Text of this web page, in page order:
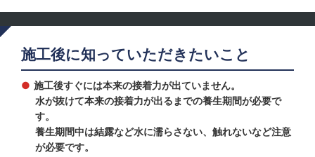
施工後に知っていただきたいこと
施工後すぐには本来の接着力が出ていません。
水が抜けて本来の接着力が出るまでの養生期間が必要で
す。
養生期間中は結露など水に濡らさない、触れないなど注意
が必要です。